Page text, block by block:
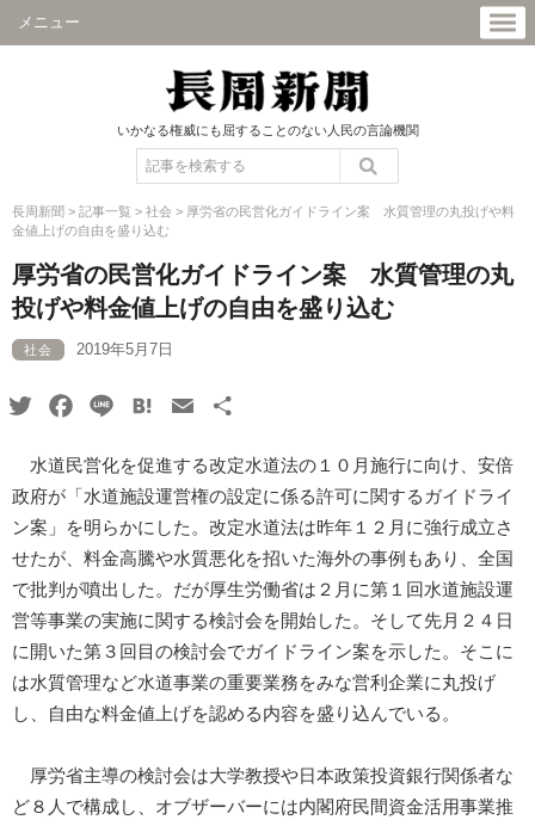
メニュー
いかなる権威にも屈することのない人民の言論機関
長周新聞 > 記事一覧 > 社会 > 厚労省の民営化ガイドライン案 水質管理の丸投げや料
金値上げの自由を盛り込む
厚労省の民営化ガイドライン案 水質管理の丸
投げや料金値上げの自由を盛り込む
社会 2019年5月7日
TwitterFacebook
Line HatenaEmail
水道民営化を促進する改定水道法の１０月施行に向け、安倍
政府が「水道施設運営権の設定に係る許可に関するガイドライ
ン案」を明らかにした。改定水道法は昨年１２月に強行成立さ
せたが、料金高騰や水質悪化を招いた海外の事例もあり、全国
で批判が噴出した。だが厚生労働省は２月に第１回水道施設運
営等事業の実施に関する検討会を開始した。そして先月２４日
に開いた第３回目の検討会でガイドライン案を示した。そこに
は水質管理など水道事業の重要業務をみな営利企業に丸投げ
し、自由な料金値上げを認める内容を盛り込んでいる。
厚労省主導の検討会は大学教授や日本政策投資銀行関係者な
ど８人で構成し、オブザーバーには内閣府民間資金活用事業推